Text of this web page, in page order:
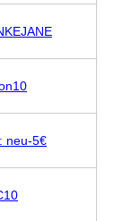
neu-5€